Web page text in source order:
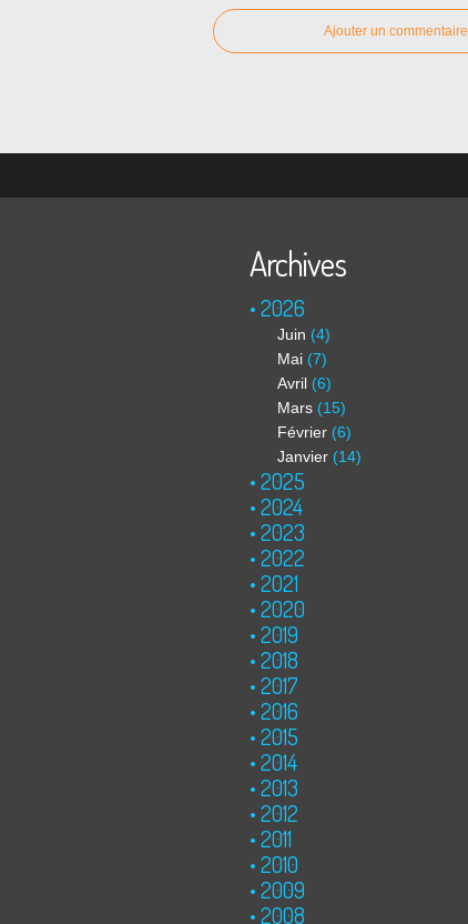
Ajouter un commentaire
Archives
2026
Juin (4)
Mai (7)
Avril (6)
Mars (15)
Février (6)
Janvier (14)
2025
2024
2023
2022
2021
2020
2019
2018
2017
2016
2015
2014
2013
2012
2011
2010
2009
2008